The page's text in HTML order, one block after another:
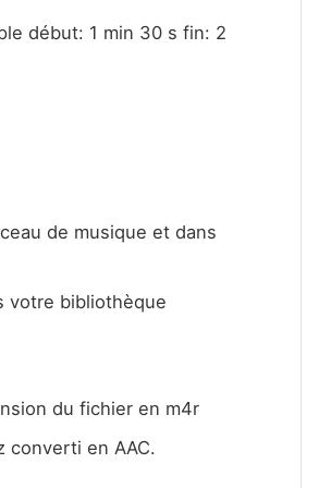
début: 1 min 30 s fin: 2
de musique et dans
votre bibliothèque
du fichier en m4r
converti en AAC.